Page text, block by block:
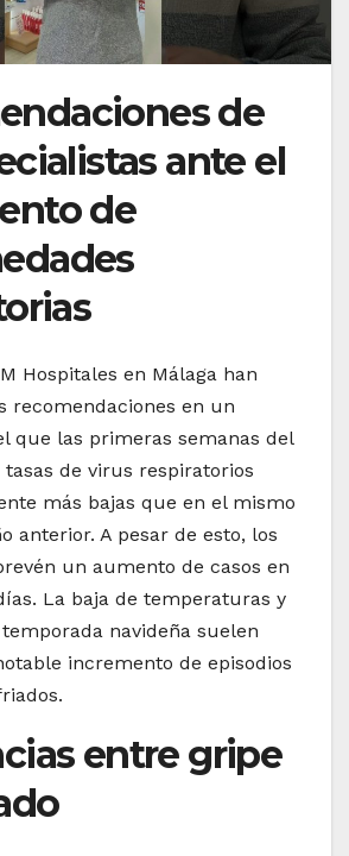
de
ante el
de
Hospitales en Málaga han
recomendaciones en un
que las primeras semanas del
de virus respiratorios
más bajas que en el mismo
anterior. A pesar de esto, los
un aumento de casos en
La baja de temperaturas y
navideña suelen
incremento de episodios
entre gripe